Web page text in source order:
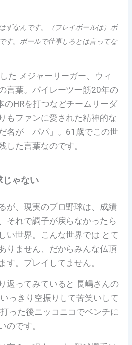
ずなんです。（プレイボールは）ボ
す。ボールで仕事しろとは言ってな
た メジャーリーガー、ウィ
言葉。パイレーツ一筋20年の
のHRを打つなどチームリーダ
もファンに愛された精神的な
名が「パパ」。61歳でこの世
した言葉なのです。
じゃない
が、現実のプロ野球は、成績
それで調子が戻らなかったら
い世界。こんな世界では とて
りません、だからみんな仏頂
す。プレイしてません。
返ってみていると 長嶋さんの
っきり空振りして苦笑いして
った後ニッコニコでベンチに
のです。